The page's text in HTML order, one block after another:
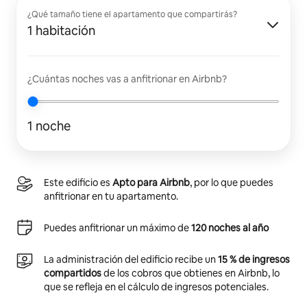
¿Qué tamaño tiene el apartamento que compartirás?
1 habitación
¿Cuántas noches vas a anfitrionar en Airbnb?
1 noche
Este edificio es Apto para Airbnb, por lo que puedes
anfitrionar en tu apartamento.
Puedes anfitrionar un máximo de120 noches al año
La administración del edificio recibe un15 % de ingresos
compartidosde los cobros que obtienes en Airbnb, lo
que se refleja en el cálculo de ingresos potenciales.